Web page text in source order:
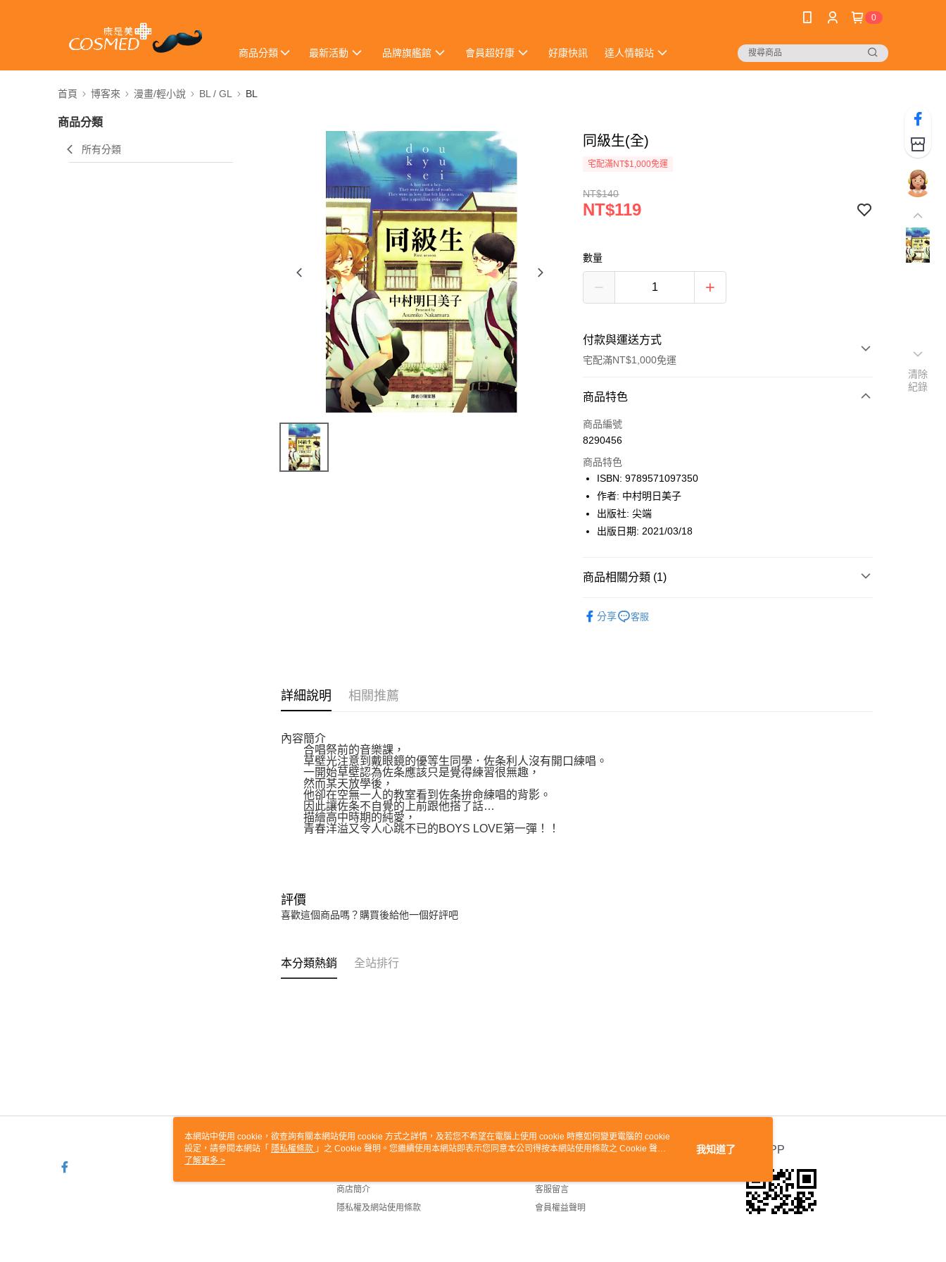
0
商品分類 最新活動 品牌旗艦館 會員超好康 好康快訊 達人情報站
首頁 博客來 漫畫/輕小說 BL / GL BL
商品分類
所有分類
同級生(全)
宅配滿NT$1,000免運
NT$140
NT$119
數量
付款與運送方式
宅配滿NT$1,000免運
付款方式
icash Pay
數位禮券
LINE Pay
Apple Pay
悠遊付
商品特色
商品編號
8290456
商品特色
ISBN: 9789571097350
作者: 中村明日美子
出版社: 尖端
出版日期: 2021/03/18
商品相關分類 (1)
分享
客服
詳細說明 相關推薦
內容簡介
合唱祭前的音樂課，
草壁光注意到戴眼鏡的優等生同學．佐条利人沒有開口練唱。
一開始草壁認為佐条應該只是覺得練習很無趣，
然而某天放學後，
他卻在空無一人的教室看到佐条拚命練唱的背影。
因此讓佐条不自覺的上前跟他搭了話…
描繪高中時期的純愛，
青春洋溢又令人心跳不已的BOYS LOVE第一彈！！
評價
喜歡這個商品嗎？購買後給他一個好評吧
本分類熱銷 全站排行
關於我們
商店簡介
隱私權及網站使用條款
客服資訊
客服留言
會員權益聲明
官方APP
清除
紀錄
本網站中使用 cookie，欲查詢有關本網站使用 cookie 方式之詳情，及若您不希望在電腦上使用 cookie 時應如何變更電腦的 cookie
設定，請參閱本網站「 隱私權條款 」之 Cookie 聲明。您繼續使用本網站即表示您同意本公司得按本網站使用條款之 Cookie 聲明
使用 cookie。
了解更多 >
我知道了